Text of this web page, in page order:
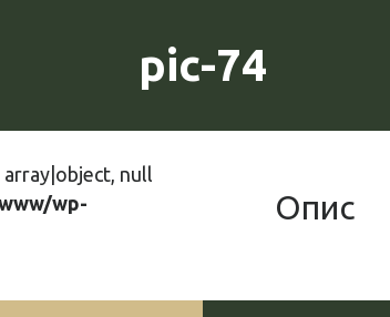
pic-74
Опис
null
wp-